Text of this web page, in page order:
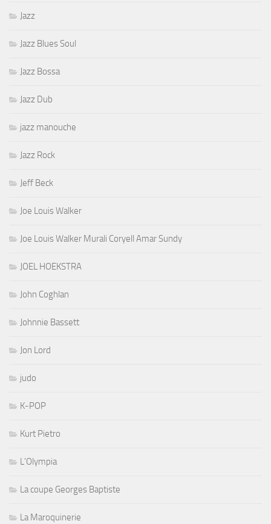
Jazz
Jazz Blues Soul
Jazz Bossa
Jazz Dub
jazz manouche
Jazz Rock
Jeff Beck
Joe Louis Walker
Joe Louis Walker Murali Coryell Amar Sundy
JOEL HOEKSTRA
John Coghlan
Johnnie Bassett
Jon Lord
judo
K-POP
Kurt Pietro
L'Olympia
La coupe Georges Baptiste
La Maroquinerie